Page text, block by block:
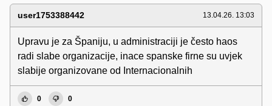
user1753388442 13.04.26. 13:03
Upravu je za Španiju, u administraciji je često haos
radi slabe organizacije, inace spanske firne su uvjek
slabije organizovane od Internacionalnih
0 0